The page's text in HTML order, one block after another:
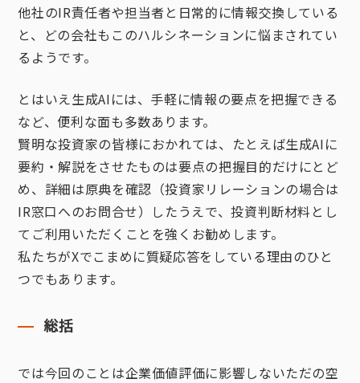
他社のIR責任者や担当者と日常的に情報交換している
と、どの会社もこのハルシネーションに悩まされてい
るようです。
とはいえ生成AIには、手軽に情報の要点を把握できる
など、便利な面も多数あります。
賢明な投資家の皆様におかれては、たとえば生成AIに
要約・解説をさせたものは要点の把握目的だけにとど
め、詳細は原典を確認（投資家リレーションの場合は
IR窓口へのお問合せ）したうえで、投資判断材料とし
てご利用いただくことを強くお勧めします。
私たちがXでこまめに質疑応答をしている理由のひと
つでもあります。
総括
では今回のことは企業価値評価に影響しないただの空